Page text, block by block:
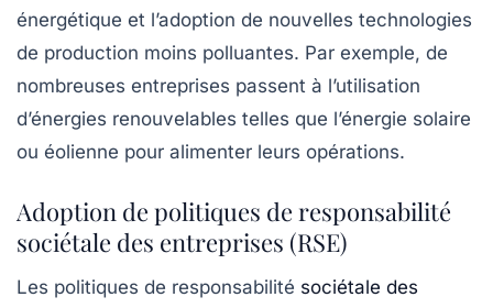
énergétique et l’adoption de nouvelles technologies
de production moins polluantes. Par exemple, de
nombreuses entreprises passent à l’utilisation
d’énergies renouvelables telles que l’énergie solaire
ou éolienne pour alimenter leurs opérations.
Adoption de politiques de responsabilité
sociétale des entreprises (RSE)
Les politiques de responsabilité sociétale des